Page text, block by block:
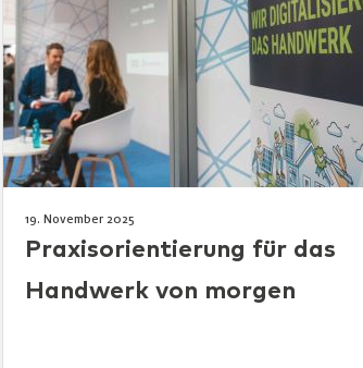
19. November 2025
Praxisorientierung für das
Handwerk von morgen